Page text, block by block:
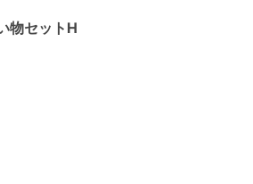
物セットH